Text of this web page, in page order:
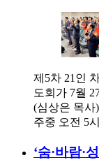
제5차 21인
도회가 7월
(심상은 목사
주중 오전 5
‘숨·바람·